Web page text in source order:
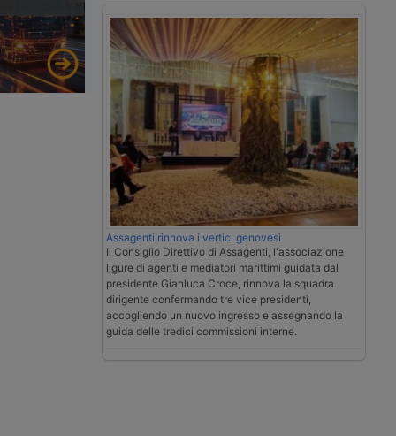
Assagenti rinnova i vertici genovesi
Il Consiglio Direttivo di Assagenti, l'associazione
ligure di agenti e mediatori marittimi guidata dal
presidente Gianluca Croce, rinnova la squadra
dirigente confermando tre vice presidenti,
accogliendo un nuovo ingresso e assegnando la
guida delle tredici commissioni interne.